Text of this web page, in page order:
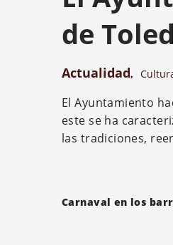
de
Actualidad,
El Ayuntamiento
este se ha
las tradiciones,
Carnaval en los